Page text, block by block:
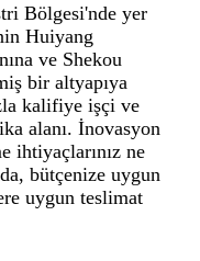
Bölgesi'nde yer
Huiyang
ve Shekou
bir altyapıya
kalifiye işçi ve
alanı. İnovasyon
ihtiyaçlarınız ne
bütçenize uygun
uygun teslimat